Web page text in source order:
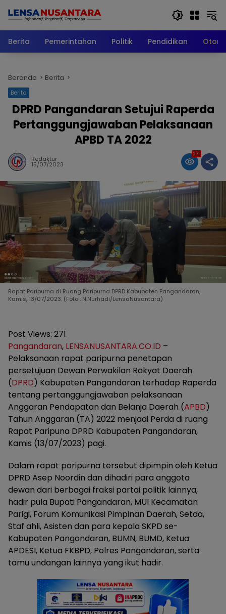
Berita
Pemerintahan Politik Pendidikan
Beranda Berita
Berita
DPRD Pangandaran Setujui Raperda
Pertanggungjawaban Pelaksanaan
APBD TA 2022
Redaktur
15/07/2023
271
Rapat Paripurna di Ruang Paripurna DPRD Kabupaten Pangandaran,
Kamis, 13/07/2023. (Foto : N.Nurhadi/LensaNusantara)
Post Views: 271
Pangandaran, LENSANUSANTARA.CO.ID –
Pelaksanaan rapat paripurna penetapan
persetujuan Dewan Perwakilan Rakyat Daerah
(DPRD) Kabupaten Pangandaran terhadap Raperda
tentang pertanggungjawaban pelaksanaan
Anggaran Pendapatan dan Belanja Daerah (APBD)
Tahun Anggaran (TA) 2022 menjadi Perda di ruang
Rapat Paripuna DPRD Kabupaten Pangandaran,
Kamis (13/07/2023) pagi.
Dalam rapat paripurna tersebut dipimpin oleh Ketua
DPRD Asep Noordin dan dihadiri para anggota
dewan dari berbagai fraksi partai politik lainnya,
hadir pula Bupati Pangandaran, MUI Kecamatan
Parigi, Forum Komunikasi Pimpinan Daerah, Setda,
Staf ahli, Asisten dan para kepala SKPD se-
Kabupaten Pangandaran, BUMN, BUMD, Ketua
APDESI, Ketua FKBPD, Polres Pangandaran, serta
tamu undangan lainnya yang ikut hadir.